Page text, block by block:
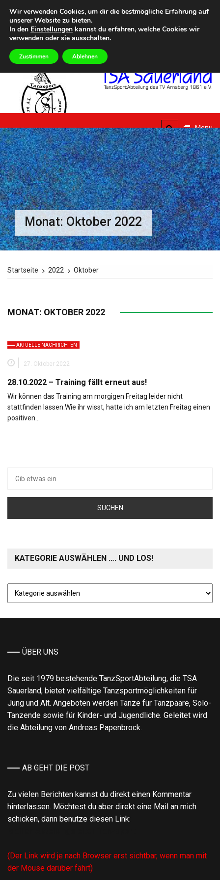
Inhalt
springen
Heute DONNERSTAG, 6TH AUGUST 2026
Eilmeldungen
5. Summer Dance Special – Urlaub vom Alltag
TSA
Sauerland
TanzSportAbteilung des
TV Arnsberg
Menü
Monat: Oktober 2022
Startseite 2022 Oktober
MONAT: OKTOBER 2022
AKTUELLE NACHRICHTEN
27. Oktober 2022
28.10.2022 – Training fällt erneut aus!
Wir können das Training am morgigen Freitag leider nicht
stattfinden lassen.Wie ihr wisst, hatte ich am letzten Freitag einen
positiven…
nach:
KATEGORIE AUSWÄHLEN …. UND LOS!
auswählen
und
ÜBER UNS
Die seit 1979 bestehende TanzSportAbteilung, die TSA
Sauerland, bietet vielfältige Tanzsportmöglichkeiten für
Jung und Alt. Angeboten werden Tänze für Tanzpaare, Solo-
Tanzende sowie für Kinder- und Jugendliche. Geleitet wird
die Abteilung von Andreas Papenbrock.
AB GEHT DIE POST
Zu vielen Berichten kannst du direkt einen Kommentar
hinterlassen. Möchtest du aber direkt eine Mail an mich
schicken, dann benutze diesen Link:
(Der Link wird je nach Browser erst sichtbar, wenn man mit
der Mouse darüber fährt)
Wir verwenden Cookies, um dir die bestmögliche Erfahrung auf
unserer Website zu bieten.
In den Einstellungen kannst du erfahren, welche Cookies wir
verwenden oder sie ausschalten.
Zustimmen Ablehnen